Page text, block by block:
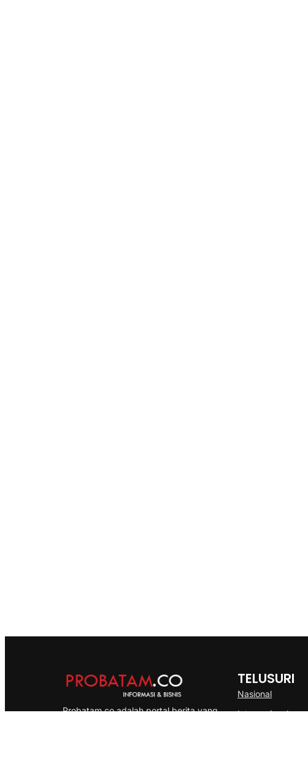
Probatam.co adalah portal berita yang
TELUSURI
Nasional
Internasional